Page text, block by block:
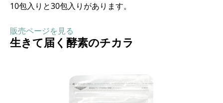
10包入りと30包入りがあります。
販売ページを見る
生きて届く酵素のチカラ